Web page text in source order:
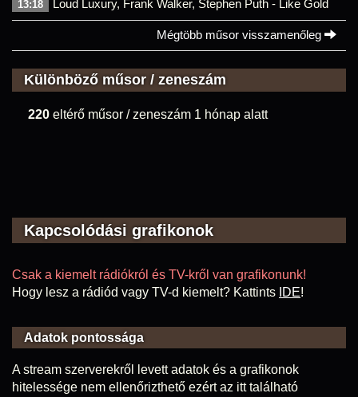
13:18 Loud Luxury, Frank Walker, Stephen Puth - Like Gold
Mégtöbb műsor visszamenőleg
Különböző műsor / zeneszám
220 eltérő műsor / zeneszám 1 hónap alatt
Kapcsolódási grafikonok
Csak a kiemelt rádiókról és TV-kről van grafikonunk!
Hogy lesz a rádiód vagy TV-d kiemelt? Kattints IDE!
Adatok pontossága
A stream szerverekről levett adatok és a grafikonok
hitelessége nem ellenőrizthető ezért az itt található